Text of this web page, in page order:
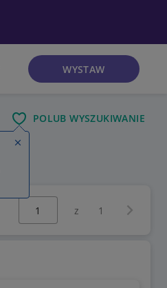
WYSTAW
POLUB WYSZUKIWANIE
Wybierz stronę:
z 1
Zamknij wskazówkę